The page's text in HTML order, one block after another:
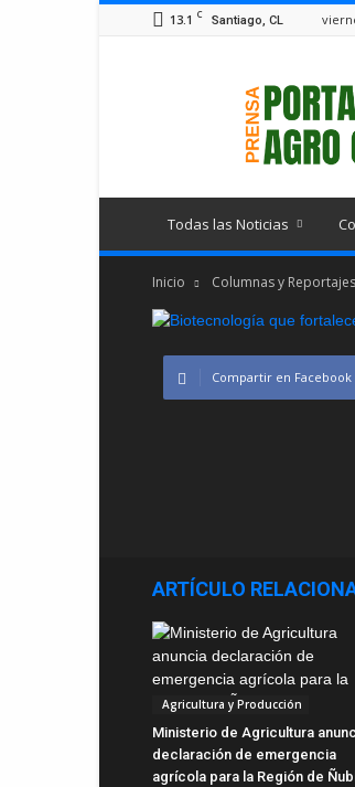
13.1 C Santiago, CL
Todas las Noticias
Inicio Columnas y Reportajes
Compartir en Facebook
ARTÍCULO
Agricultura y Producción
Ministerio de Agricultura
declaración de emergencia
agrícola para la Región de